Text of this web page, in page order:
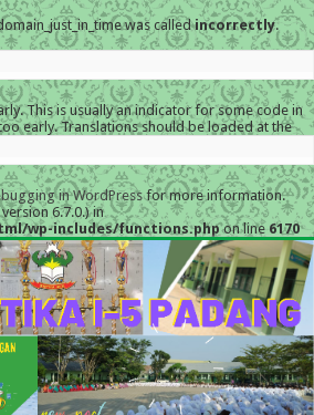
was calledincorrectly.
This is usually an indicator for some code in
early. Translations should be loaded at the
in WordPressfor more information.
6.7.0.) in
wp-includes/functions.phpon line 6170